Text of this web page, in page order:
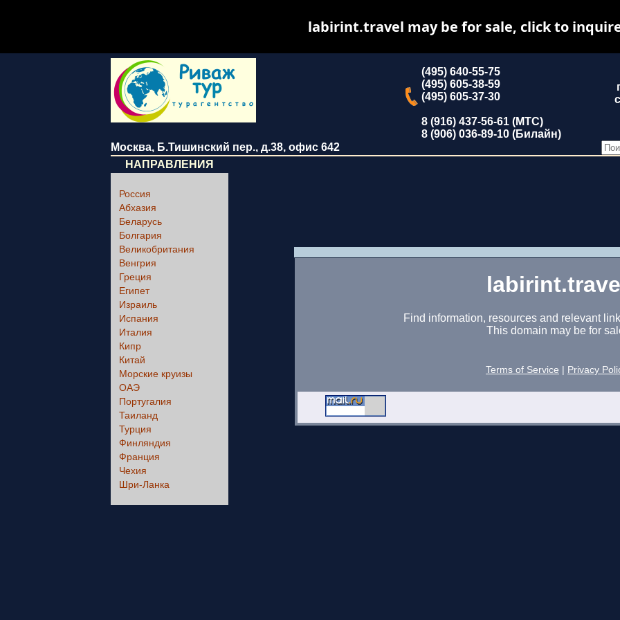
(495) 640-55-75
(495) 605-38-59
(495) 605-37-30
8 (916) 437-56-61 (МТС)
8 (906) 036-89-10 (Билайн)
Москва, Б.Тишинский пер., д.38, офис 642
НАПРАВЛЕНИЯ
Россия
Абхазия
Беларусь
Болгария
Великобритания
Венгрия
Греция
Египет
Израиль
Испания
Италия
Кипр
Китай
Морские круизы
ОАЭ
Португалия
Таиланд
Турция
Финляндия
Франция
Чехия
Шри-Ланка
Find information, resources and relevant
This domain may be for
Terms of Service Privacy
labirint.travel may be for sale, click to